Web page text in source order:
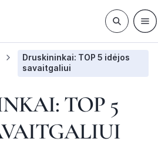
Druskininkai: TOP 5 idėjos
savaitgaliui
TOP 5